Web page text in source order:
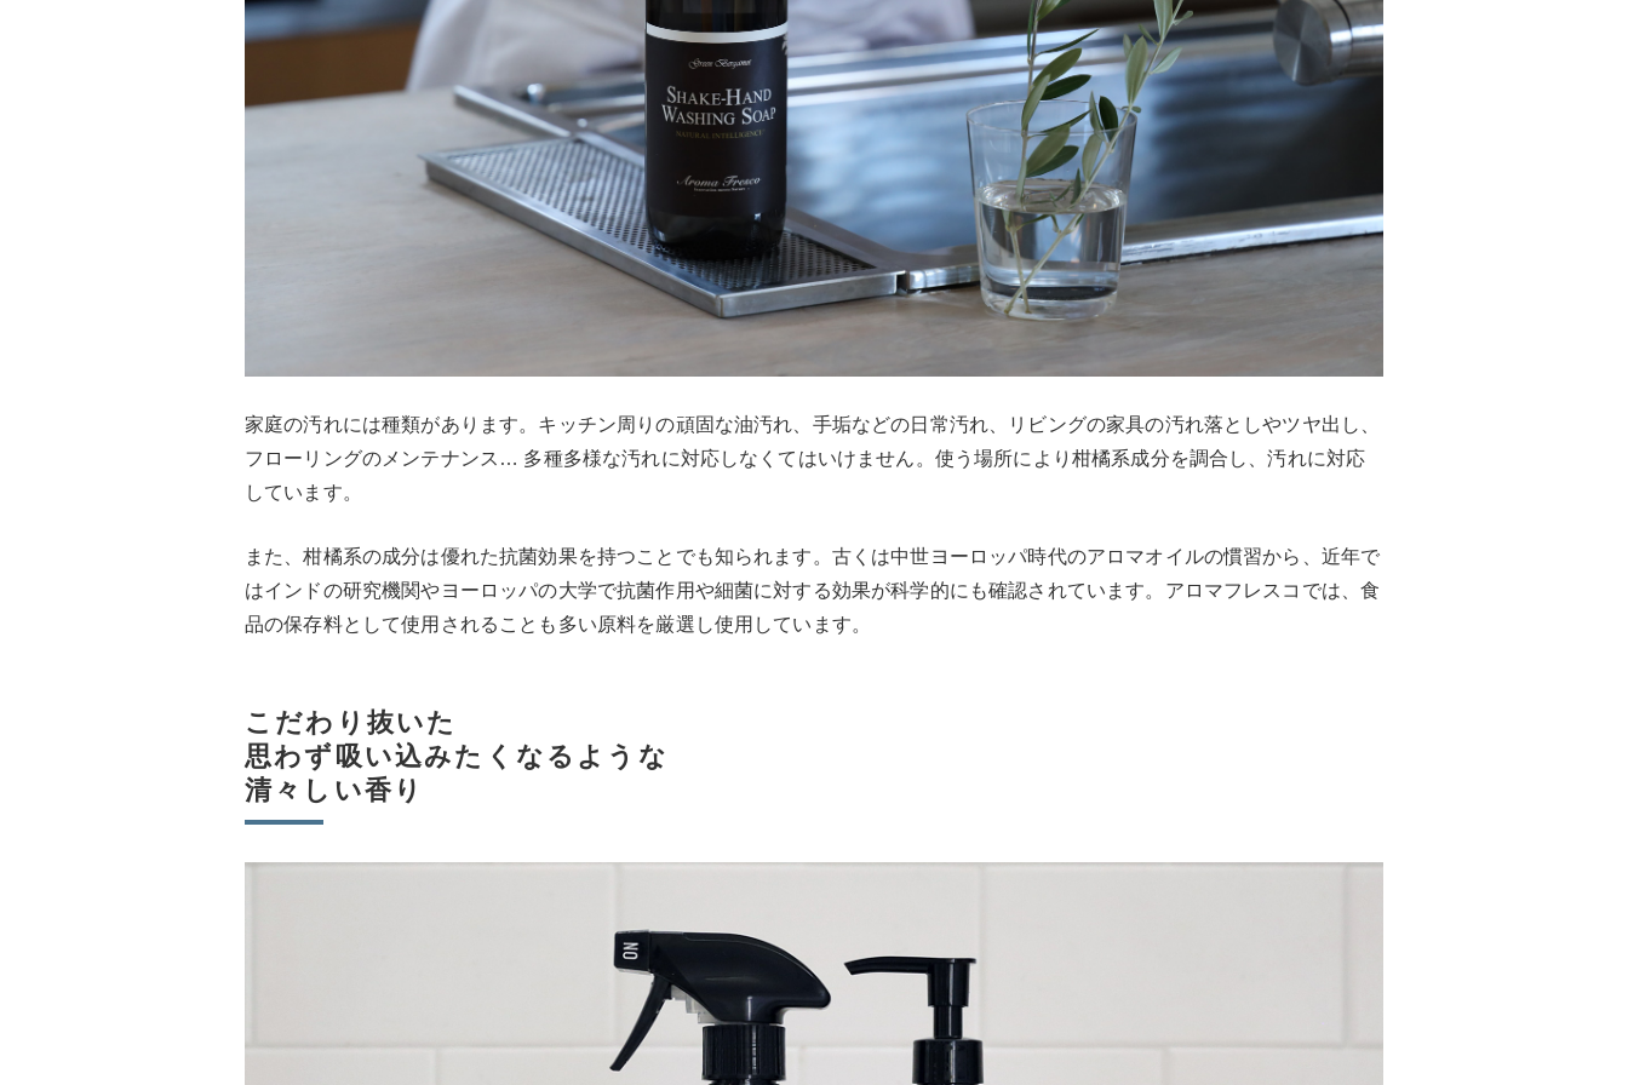
家庭の汚れには種類があります。キッチン周りの頑固な油汚れ、手垢などの日常汚れ、リビングの家具の汚れ落としやツヤ出し、
フローリングのメンテナンス… 多種多様な汚れに対応しなくてはいけません。使う場所により柑橘系成分を調合し、汚れに対応
しています。
また、柑橘系の成分は優れた抗菌効果を持つことでも知られます。古くは中世ヨーロッパ時代のアロマオイルの慣習から、近年で
はインドの研究機関やヨーロッパの大学で抗菌作用や細菌に対する効果が科学的にも確認されています。アロマフレスコでは、食
品の保存料として使用されることも多い原料を厳選し使用しています。
こだわり抜いた
思わず吸い込みたくなるような
清々しい香り